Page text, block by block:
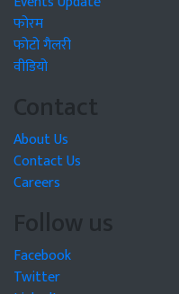
फोरम
फोटो गैलरी
वीडियो
Contact
About Us
Contact Us
Careers
Follow us
Facebook
Twitter